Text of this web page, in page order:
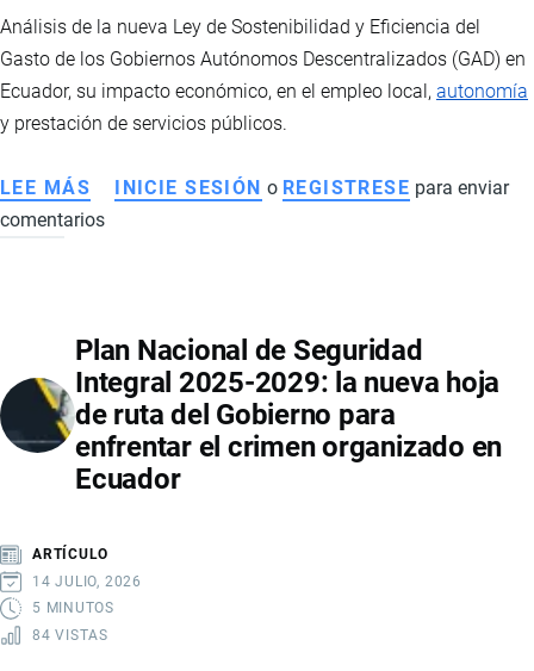
Análisis de la nueva Ley de Sostenibilidad y Eficiencia del
Gasto de los Gobiernos Autónomos Descentralizados (GAD) en
Ecuador, su impacto económico, en el empleo local, autonomía
y prestación de servicios públicos.
LEE MÁS SOBRE
REFORMA
ECUADOR:
IMPLICACIONES
ECONÓMICAS,
EMPLEO
Y
INICIE SESIÓN o REGISTRESE para enviar
comentarios
Plan Nacional de Seguridad
Integral 2025-2029: la nueva hoja
de ruta del Gobierno para
enfrentar el crimen organizado en
Ecuador
ARTÍCULO
14 JULIO, 2026
5 MINUTOS
84 VISTAS